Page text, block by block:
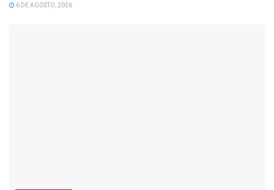
6 DE AGOSTO, 2026